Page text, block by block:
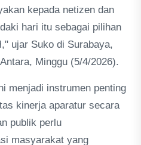
kepada netizen dan
hari itu sebagai pilihan
ujar Suko di Surabaya,
Minggu (5/4/2026).
menjadi instrumen penting
kinerja aparatur secara
publik perlu
masyarakat yang